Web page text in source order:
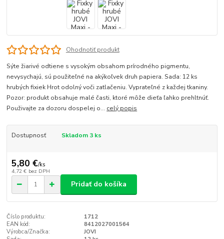
Ohodnotiť produkt
Sýte žiarivé odtiene s vysokým obsahom prírodného pigmentu,
nevysychajú, sú použiteľné na akýkoľvek druh papiera. Sada: 12 ks
hrubých fixiek Hrot odolný voči zatlačeniu. Vyprateľné z každej tkaniny.
Pozor: produkt obsahuje malé časti, ktoré môže dieťa ľahko prehltnúť.
Použivajte za dozoru dospelej o... celý popis
Dostupnosť Skladom 3 ks
5,80 €/ks
4,72 € bez DPH
Pridať do košíka
Číslo produktu:
1712
EAN kód:
8412027001564
Výrobca/Značka:
JOVI